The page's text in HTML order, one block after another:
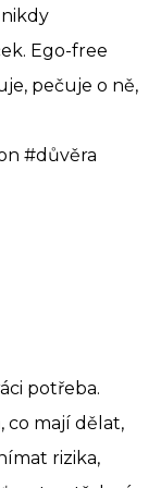
Ego-free
pečuje o ně,
#důvěra
potřeba.
co mají dělat,
rizika,